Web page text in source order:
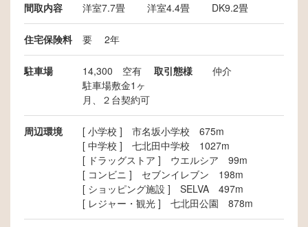
間取内容 洋室7.7畳 洋室4.4畳 DK9.2畳
住宅保険料 要 2年
駐車場
14,300 空有
駐車場敷金1ヶ
月、２台契約可
取引態様 仲介
周辺環境
[ 小学校 ] 市名坂小学校 675m
[ 中学校 ] 七北田中学校 1027m
[ ドラッグストア ] ウエルシア 99m
[ コンビニ ] セブンイレブン 198m
[ ショッピング施設 ] SELVA 497m
[ レジャー・観光 ] 七北田公園 878m